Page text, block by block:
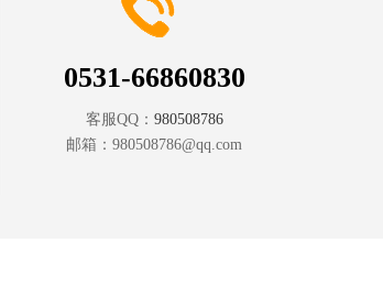
0531-66860830
客服QQ： 980508786
邮箱： 980508786@qq.com